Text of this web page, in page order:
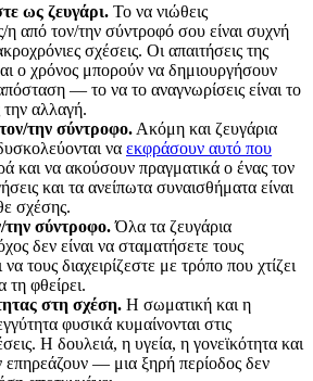
ως ζευγάρι. Το να νιώθεις
από τον/την σύντροφό σου είναι συχνή
σχέσεις. Οι απαιτήσεις της
ο χρόνος μπορούν να δημιουργήσουν
— το να το αναγνωρίσεις είναι το
αλλαγή.
την σύντροφο. Ακόμη και ζευγάρια
να εκφράσουν αυτό που
και να ακούσουν πραγματικά ο ένας τον
και τα ανείπωτα συναισθήματα είναι
σχέσης.
την σύντροφο. Όλα τα ζευγάρια
δεν είναι να σταματήσετε τους
τους διαχειρίζεστε με τρόπο που χτίζει
τη φθείρει.
στη σχέση. Η σωματική και η
φυσικά κυμαίνονται στις
Η δουλειά, η υγεία, η γονεϊκότητα και
επηρεάζουν — μια ξηρή περίοδος δεν